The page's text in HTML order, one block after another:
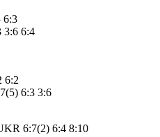
6:3
3:6 6:4
6:2
6:3 3:6
6:7(2) 6:4 8:10